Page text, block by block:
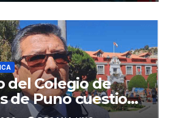
del Colegio de
de Puno cuestiona
sobre seguridad